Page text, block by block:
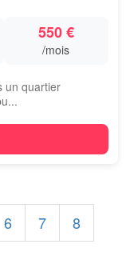
550 €
/mois
un quartier
6 7
8